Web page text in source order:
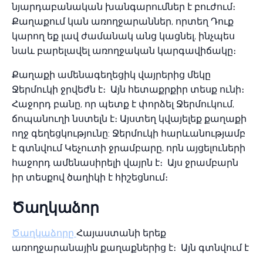
նյարդաբանական խանգարումներ է բուժում։
Քաղաքում կան առողջարաններ, որտեղ Դուք
կարող եք լավ ժամանակ անց կացնել, ինչպես
նաև բարելավել առողջական կարգավիճակը։
Քաղաքի ամենագեղեցիկ վայրերից մեկը
Ջերմուկի ջրվեժն է։ Այն հետաքրքիր տեսք ունի։
Հաջորդ բանը, որ պետք է փորձել Ջերմուկում,
ճոպանուղի նստելն է։ Այստեղ կվայելեք քաղաքի
ողջ գեղեցկությունը: Ջերմուկի հարևանությամբ
է գտնվում Կեչուտի ջրամբարը, որն այցելուների
հաջորդ ամենասիրելի վայրն է։ Այս ջրամբարն
իր տեսքով ծաղիկի է հիշեցնում։
Ծաղկաձոր
Ծաղկաձորը Հայաստանի երեք
առողջարանային քաղաքներից է։ Այն գտնվում է